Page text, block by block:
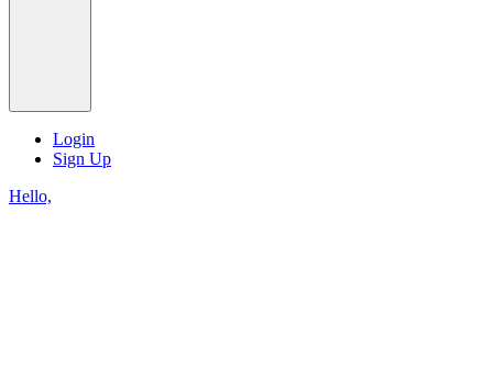
Login
Sign Up
Hello,